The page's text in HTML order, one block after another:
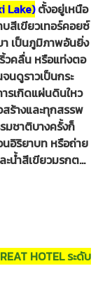
Lake)ตั้งอยู่เหนือ
บสีเขียวเทอร์คอยซ์
า เป็นภูมิภาพอันยิ่ง
วคลื่น หรือแท่งตอ
นดูราวเป็นกระ
รเกิดแผ่นดินใหว
ร้างและทุกสรรพ
มชาติบางครั้งก็
อิริยาบท หรือถ่าย
น้ำสีเขียวมรกต…
HOTEL ระดับ